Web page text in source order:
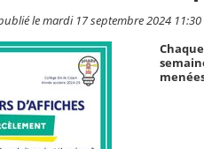
publié le mardi 17 septembre 2024